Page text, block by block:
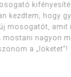
kezdtem, hogy
mosogatót, amit
mostani nagyon
a „löketet”!